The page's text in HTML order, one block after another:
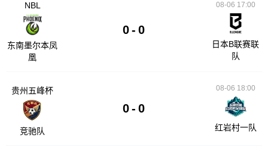
NBL
东南墨尔本凤
凰
0 - 0
08-06 17:00
日本B联赛联
队
贵州五峰杯
竞驰队
0 - 0
08-06 18:00
红岩村一队